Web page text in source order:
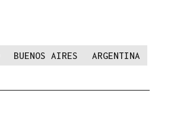
BUENOS AIRES ARGENTINA